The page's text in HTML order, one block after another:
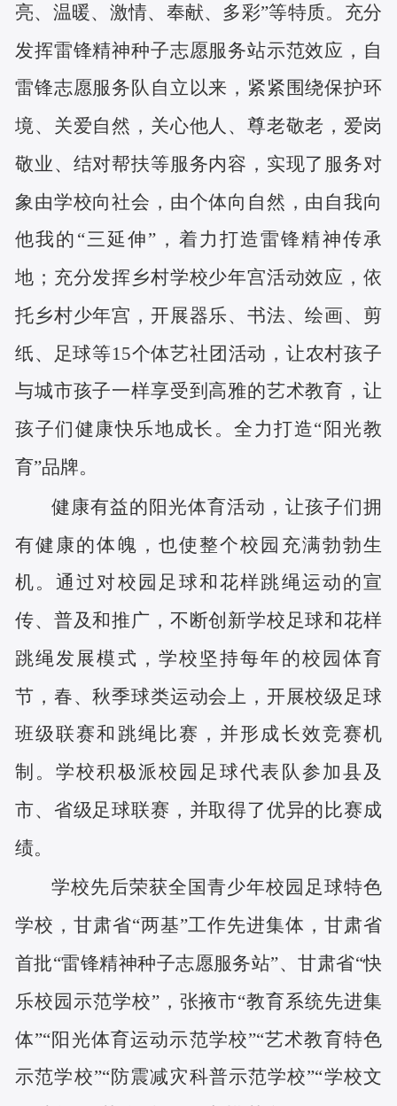
亮、温暖、激情、奉献、多彩”等特质。充分
发挥雷锋精神种子志愿服务站示范效应，自
雷锋志愿服务队自立以来，紧紧围绕保护环
境、关爱自然，关心他人、尊老敬老，爱岗
敬业、结对帮扶等服务内容，实现了服务对
象由学校向社会，由个体向自然，由自我向
他我的“三延伸”，着力打造雷锋精神传承
地；充分发挥乡村学校少年宫活动效应，依
托乡村少年宫，开展器乐、书法、绘画、剪
纸、足球等15个体艺社团活动，让农村孩子
与城市孩子一样享受到高雅的艺术教育，让
孩子们健康快乐地成长。全力打造“阳光教
育”品牌。
健康有益的阳光体育活动，让孩子们拥
有健康的体魄，也使整个校园充满勃勃生
机。通过对校园足球和花样跳绳运动的宣
传、普及和推广，不断创新学校足球和花样
跳绳发展模式，学校坚持每年的校园体育
节，春、秋季球类运动会上，开展校级足球
班级联赛和跳绳比赛，并形成长效竞赛机
制。学校积极派校园足球代表队参加县及
市、省级足球联赛，并取得了优异的比赛成
绩。
学校先后荣获全国青少年校园足球特色
学校，甘肃省“两基”工作先进集体，甘肃省
首批“雷锋精神种子志愿服务站”、甘肃省“快
乐校园示范学校”，张掖市“教育系统先进集
体”“阳光体育运动示范学校”“艺术教育特色
示范学校”“防震减灾科普示范学校”“学校文